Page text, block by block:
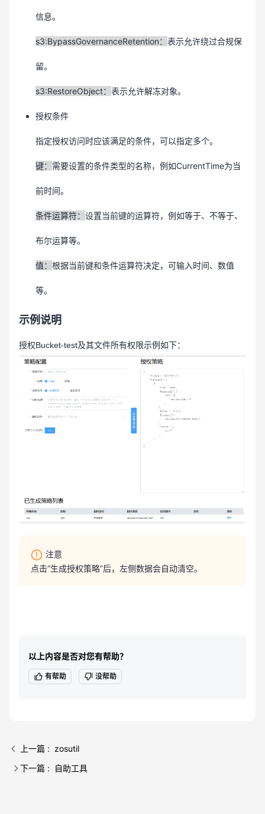
信息。
s3:BypassGovernanceRetention： 表示允许绕过合规保
留。
s3:RestoreObject： 表示允许解冻对象。
授权条件
指定授权访问时应该满足的条件，可以指定多个。
键： 需要设置的条件类型的名称，例如CurrentTime为当
前时间。
条件运算符： 设置当前键的运算符，例如等于、不等于、
布尔运算等。
值： 根据当前键和条件运算符决定，可输入时间、数值
等。
示例说明
授权Bucket-test及其文件所有权限示例如下：
注意
点击“生成授权策略”后，左侧数据会自动清空。
以上内容是否对您有帮助？
有帮助 没帮助
上一篇 : zosutil
下一篇 : 自助工具